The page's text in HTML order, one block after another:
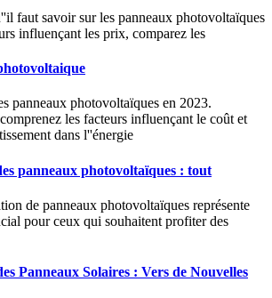
faut savoir sur les panneaux photovoltaïques
influençant les prix, comparez les
panneaux photovoltaïques en 2023.
les facteurs influençant le coût et
dans l''énergie
panneaux photovoltaïques : tout
de panneaux photovoltaïques représente
pour ceux qui souhaitent profiter des
Panneaux Solaires : Vers de Nouvelles